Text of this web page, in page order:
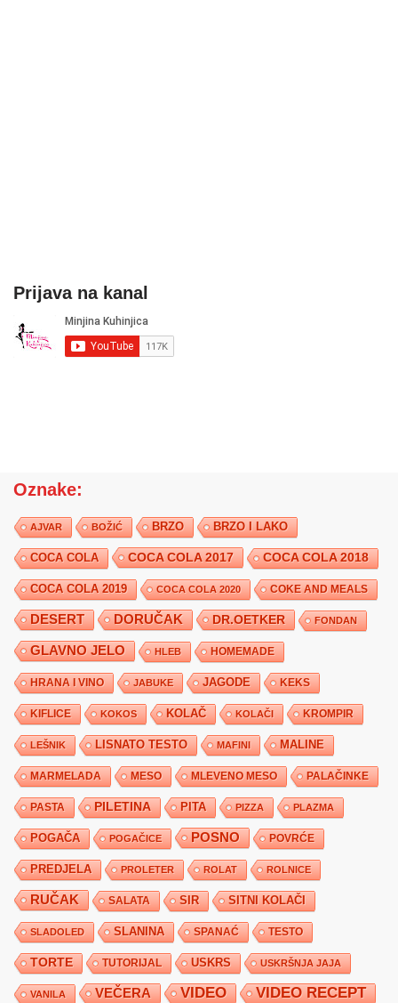
Prijava na kanal
Oznake:
AJVAR BOŽIĆ BRZO BRZO I LAKO
COCA COLA COCA COLA 2017 COCA COLA 2018
COCA COLA 2019 COCA COLA 2020 COKE AND MEALS
DESERT DORUČAK DR.OETKER FONDAN
GLAVNO JELO HLEB HOMEMADE
HRANA I VINO JABUKE JAGODE KEKS
KIFLICE KOKOS KOLAČ KOLAČI KROMPIR
LEŠNIK LISNATO TESTO MAFINI MALINE
MARMELADA MESO MLEVENO MESO PALAČINKE
PASTA PILETINA PITA PIZZA PLAZMA
POGAČA POGAČICE POSNO POVRĆE
PREDJELA PROLETER ROLAT ROLNICE
RUČAK SALATA SIR SITNI KOLAČI
SLADOLED SLANINA SPANAĆ TESTO
TORTE TUTORIJAL USKRS USKRŠNJA JAJA
VANILA VEČERA VIDEO VIDEO RECEPT